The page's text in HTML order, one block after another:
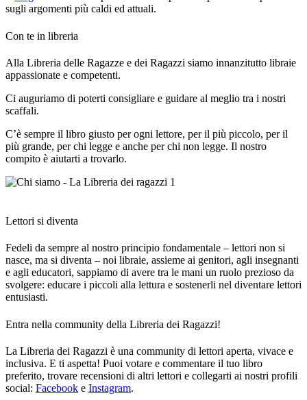
sugli argomenti più caldi ed attuali.
Con te in libreria
Alla Libreria delle Ragazze e dei Ragazzi siamo innanzitutto libraie
appassionate e competenti.
Ci auguriamo di poterti consigliare e guidare al meglio tra i nostri
scaffali.
C’è sempre il libro giusto per ogni lettore, per il più piccolo, per il
più grande, per chi legge e anche per chi non legge. Il nostro
compito è aiutarti a trovarlo.
Lettori si diventa
Fedeli da sempre al nostro principio fondamentale – lettori non si
nasce, ma si diventa – noi libraie, assieme ai genitori, agli insegnanti
e agli educatori, sappiamo di avere tra le mani un ruolo prezioso da
svolgere: educare i piccoli alla lettura e sostenerli nel diventare lettori
entusiasti.
Entra nella community della Libreria dei Ragazzi!
La Libreria dei Ragazzi è una community di lettori aperta, vivace e
inclusiva. E ti aspetta! Puoi votare e commentare il tuo libro
preferito, trovare recensioni di altri lettori e collegarti ai nostri profili
social: Facebook e Instagram.